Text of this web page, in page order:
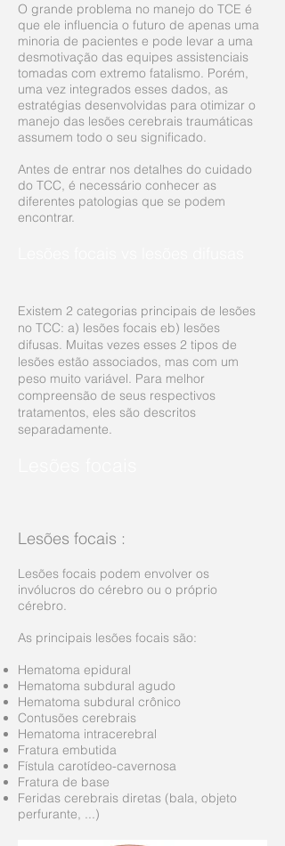
O grande problema no manejo do TCE é
que ele influencia o futuro de apenas uma
minoria de pacientes e pode levar a uma
desmotivação das equipes assistenciais
tomadas com extremo fatalismo. Porém,
uma vez integrados esses dados, as
estratégias desenvolvidas para otimizar o
manejo das lesões cerebrais traumáticas
assumem todo o seu significado.
Antes de entrar nos detalhes do cuidado
do TCC, é necessário conhecer as
diferentes patologias que se podem
encontrar.
Existem 2 categorias principais de lesões
no TCC: a) lesões focais eb) lesões
difusas. Muitas vezes esses 2 tipos de
lesões estão associados, mas com um
peso muito variável. Para melhor
compreensão de seus respectivos
tratamentos, eles são descritos
separadamente.
Lesões focais :
Lesões focais podem envolver os
invólucros do cérebro ou o próprio
cérebro.
As principais lesões focais são:
Hematoma epidural
Hematoma subdural agudo
Hematoma subdural crônico
Contusões cerebrais
Hematoma intracerebral
Fratura embutida
Fístula carotídeo-cavernosa
Fratura de base
Feridas cerebrais diretas (bala, objeto
perfurante, ...)